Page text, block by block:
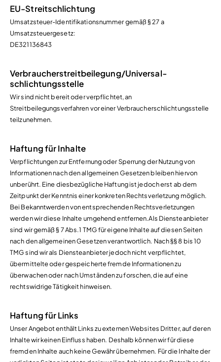
EU-Streitschlichtung
Umsatzsteuer-Identifikationsnummer gemäß § 27 a
Umsatzsteuergesetz:
DE321136843
Verbraucher­streit­beilegung/Universal­
schlichtungs­stelle
Wir sind nicht bereit oder verpflichtet, an
Streitbeilegungsverfahren vor einer Verbraucherschlichtungsstelle
teilzunehmen.
Haftung für Inhalte
Verpflichtungen zur Entfernung oder Sperrung der Nutzung von
Informationen nach den allgemeinen Gesetzen bleiben hiervon
unberührt. Eine diesbezügliche Haftung ist jedoch erst ab dem
Zeitpunkt der Kenntnis einer konkreten Rechtsverletzung möglich.
Bei Bekanntwerden von entsprechenden Rechtsverletzungen
werden wir diese Inhalte umgehend entfernen.Als Diensteanbieter
sind wir gemäß § 7 Abs.1 TMG für eigene Inhalte auf diesen Seiten
nach den allgemeinen Gesetzen verantwortlich. Nach §§ 8 bis 10
TMG sind wir als Diensteanbieter jedoch nicht verpflichtet,
übermittelte oder gespeicherte fremde Informationen zu
überwachen oder nach Umständen zu forschen, die auf eine
rechtswidrige Tätigkeit hinweisen.
Haftung für Links
Unser Angebot enthält Links zu externen Websites Dritter, auf deren
Inhalte wir keinen Einfluss haben. Deshalb können wir für diese
fremden Inhalte auch keine Gewähr übernehmen. Für die Inhalte der